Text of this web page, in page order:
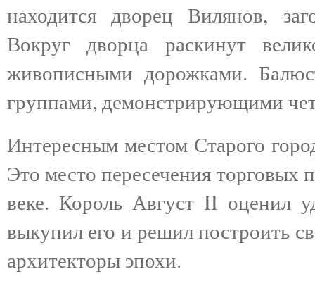
находится дворец Вилянов,
Вокруг дворца раскинут
живописными дорожками.
группами, демонстрирующими
Интересным местом Старого
Это место пересечения торговых
веке. Король Август II оценил
выкупил его и решил построить
архитекторы эпохи.